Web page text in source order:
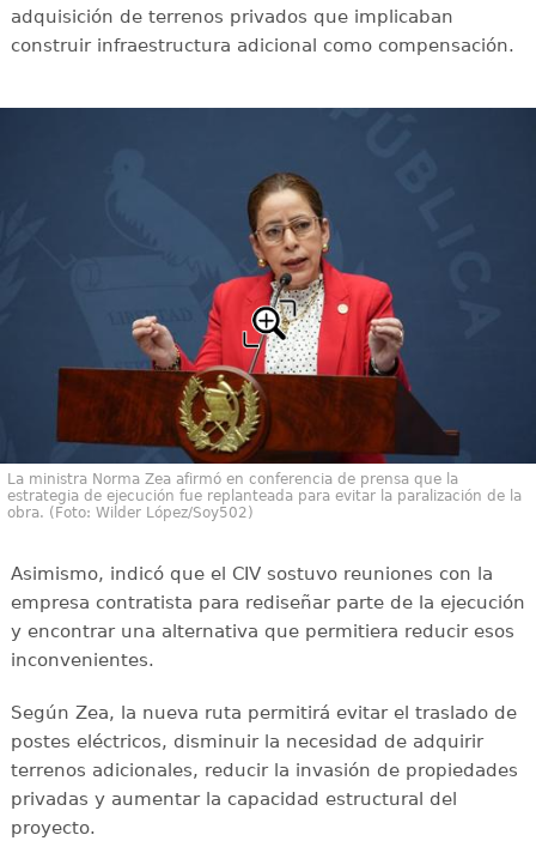
adquisición de terrenos privados que implicaban
construir infraestructura adicional como compensación.
La ministra Norma Zea afirmó en conferencia de prensa que la
estrategia de ejecución fue replanteada para evitar la paralización de la
obra. (Foto: Wilder López/Soy502)
Asimismo, indicó que el CIV sostuvo reuniones con la
empresa contratista para rediseñar parte de la ejecución
y encontrar una alternativa que permitiera reducir esos
inconvenientes.
Según Zea, la nueva ruta permitirá evitar el traslado de
postes eléctricos, disminuir la necesidad de adquirir
terrenos adicionales, reducir la invasión de propiedades
privadas y aumentar la capacidad estructural del
proyecto.